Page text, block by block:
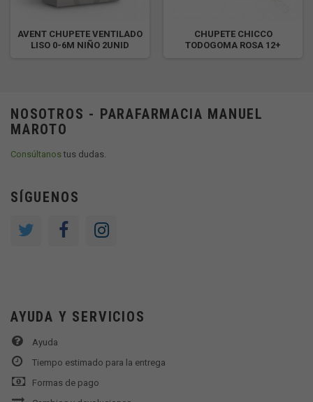
AVENT CHUPETE VENTILADO
LISO 0-6M NIÑO 2UNID
CHUPETE CHICCO
TODOGOMA ROSA 12+
NOSOTROS - PARAFARMACIA MANUEL
MAROTO
Consúltanostus dudas.
SÍGUENOS
AYUDA Y SERVICIOS
Ayuda
Tiempo estimado para la entrega
Formas de pago